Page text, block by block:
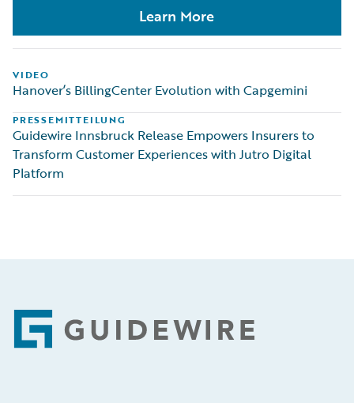
Learn More
VIDEO
Hanover’s BillingCenter Evolution with Capgemini
PRESSEMITTEILUNG
Guidewire Innsbruck Release Empowers Insurers to
Transform Customer Experiences with Jutro Digital
Platform
Footer